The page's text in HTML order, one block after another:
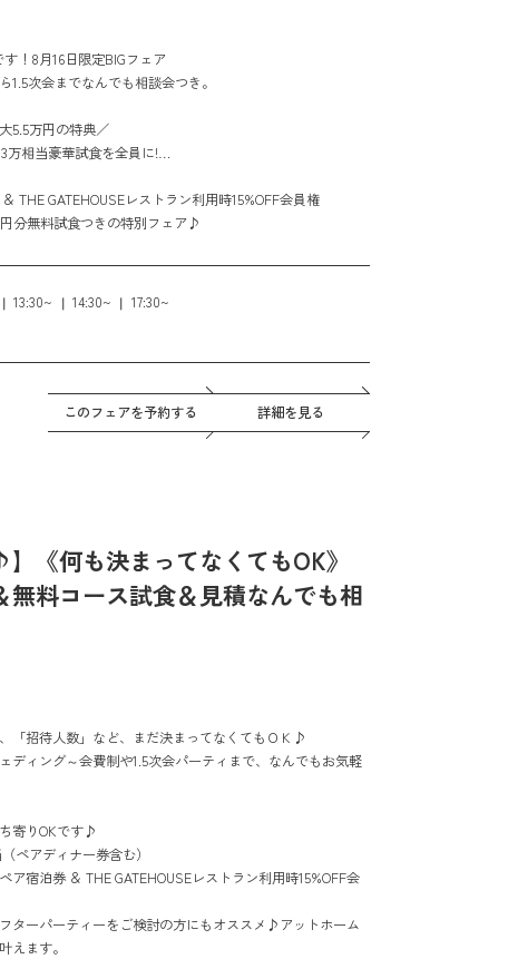
！8月16日限定BIGフェア
次会までなんでも相談会つき。
5.5万円の特典／
万相当豪華試食を全員に!
グギフト１万円分をプレゼント！
THE GATEHOUSEレストラン利用時15%OFF会員権
分無料試食つきの特別フェア♪
13:30~ 14:30~
17:30~
このフェアを予約する
詳細を見る
】《何も決まってなくてもOK》
無料コース試食＆見積なんでも相
「招待人数」など、まだ決まってなくてもＯＫ♪
ディング～会費制や1.5次会パーティまで、なんでもお気軽
寄りOKです♪
ペアディナー券含む）
宿泊券 ＆ THE GATEHOUSEレストラン利用時15%OFF会
ターパーティーをご検討の方にもオススメ♪アットホーム
えます。